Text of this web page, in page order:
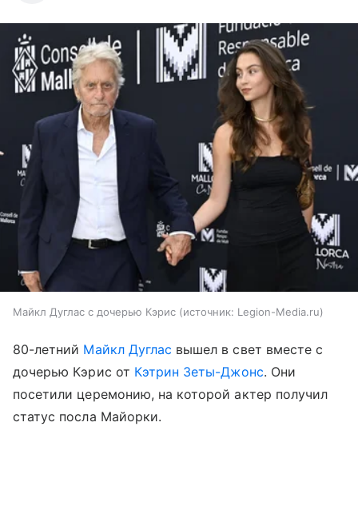
Майкл Дуглас с дочерью Кэрис источник: Legion-Media.ru
80-летний Майкл Дуглас вышел в свет вместе с
дочерью Кэрис от Кэтрин Зеты-Джонс. Они
посетили церемонию, на которой актер получил
статус посла Майорки.